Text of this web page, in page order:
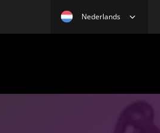
Nederlands